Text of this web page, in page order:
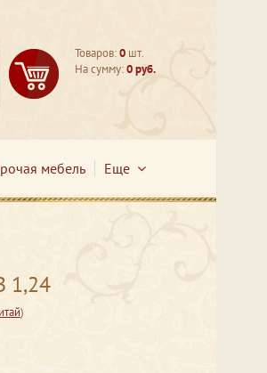
Товаров:0 шт.
На сумму:0 руб.
мебель Еще
1,24
)